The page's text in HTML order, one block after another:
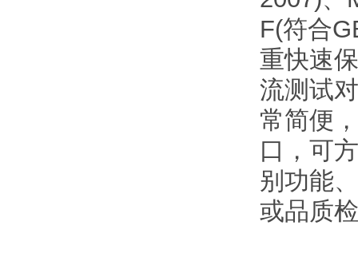
F(符合
重快速
流测试
常简便
口，可
别功能
或品质